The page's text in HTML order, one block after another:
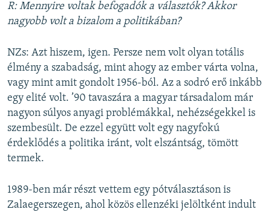
R: Mennyire voltak befogadók a választók? Akkor
nagyobb volt a bizalom a politikában?
NZs: Azt hiszem, igen. Persze nem volt olyan totális
élmény a szabadság, mint ahogy az ember várta volna,
vagy mint amit gondolt 1956-ból. Az a sodró erő inkább
egy elité volt. ’90 tavaszára a magyar társadalom már
nagyon súlyos anyagi problémákkal, nehézségekkel is
szembesült. De ezzel együtt volt egy nagyfokú
érdeklődés a politika iránt, volt elszántság, tömött
termek.
1989-ben már részt vettem egy pótválasztáson is
Zalaegerszegen, ahol közös ellenzéki jelöltként indult